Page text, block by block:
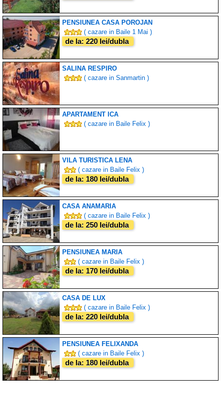
PENSIUNEA CASA POROJAN
( cazare in Baile 1 Mai )
de la: 220 lei/dubla
SALINA RESPIRO
( cazare in Sanmartin )
APARTAMENT ICA
( cazare in Baile Felix )
VILA TURISTICA LENA
( cazare in Baile Felix )
de la: 180 lei/dubla
CASA ANAMARIA
( cazare in Baile Felix )
de la: 250 lei/dubla
PENSIUNEA MARIA
( cazare in Baile Felix )
de la: 170 lei/dubla
CASA DE LUX
( cazare in Baile Felix )
de la: 220 lei/dubla
PENSIUNEA FELIXANDA
( cazare in Baile Felix )
de la: 180 lei/dubla